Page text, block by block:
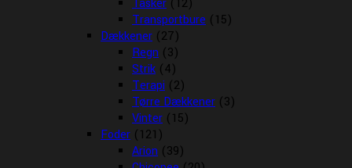
Tasker (12)
Transportbure (15)
Dækkener (27)
Regn (3)
Strik (4)
Terapi (2)
Tørre Dækkener (3)
Vinter (15)
Foder (121)
Arion (39)